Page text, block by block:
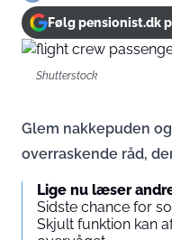
Følg pensionist.dk
Shutterstock
Glem nakkepuden
overraskende råd,
Lige nu læser
Sidste chance for
Skjult funktion kan